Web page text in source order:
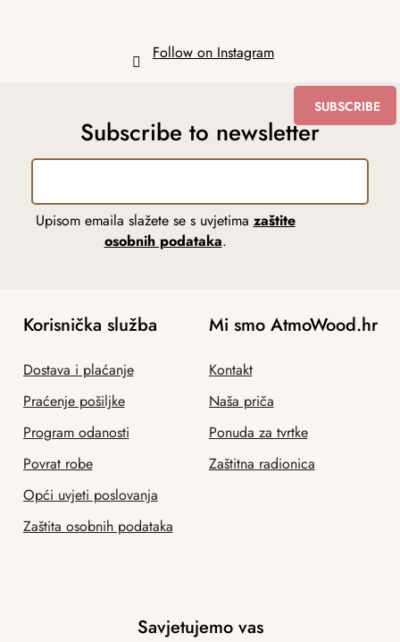
Follow on Instagram
Subscribe to newsletter
Upisom emaila slažete se s uvjetima zaštite
osobnih podataka.
SUBSCRIBE
Korisnička služba
Dostava i plaćanje
Praćenje pošiljke
Program odanosti
Povrat robe
Opći uvjeti poslovanja
Zaštita osobnih podataka
Mi smo AtmoWood.hr
Kontakt
Naša priča
Ponuda za tvrtke
Zaštitna radionica
Savjetujemo vas